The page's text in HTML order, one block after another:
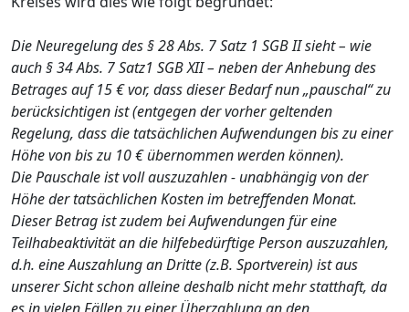
Die Neuregelung des § 28 Abs. 7 Satz 1 SGB II sieht – wie
auch § 34 Abs. 7 Satz1 SGB XII – neben der Anhebung des
Betrages auf 15 € vor, dass dieser Bedarf nun „pauschal“ zu
berücksichtigen ist (entgegen der vorher geltenden
Regelung, dass die tatsächlichen Aufwendungen bis zu einer
Höhe von bis zu 10 € übernommen werden können).
Die Pauschale ist voll auszuzahlen - unabhängig von der
Höhe der tatsächlichen Kosten im betreffenden Monat.
Dieser Betrag ist zudem bei Aufwendungen für eine
Teilhabeaktivität an die hilfebedürftige Person auszuzahlen,
d.h. eine Auszahlung an Dritte (z.B. Sportverein) ist aus
unserer Sicht schon alleine deshalb nicht mehr statthaft, da